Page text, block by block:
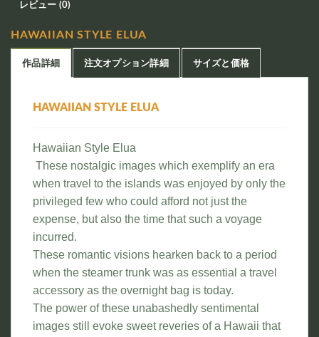
レビュー (0)
HAWAIIAN STYLE ELUA
作品詳細 注文オプション詳細 サイズと価格
HAWAIIAN STYLE ELUA
Hawaiian Style Elua
These nostalgic images which exemplify an era
when travel to the islands was enjoyed by only the
privileged few who could afford not just the
expense, but also the time that such a voyage
incurred.
These romantic visions hearken back to a period
when the steamer trunk was as essential a travel
accessory as the overnight bag is today.
The power of these unabashedly sentimental
images still evoke sweet reveries of a Hawaii that